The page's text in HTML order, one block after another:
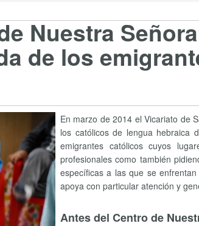
Nuestra
de los
En marzo de 2014 el Vicariato de
los católicos de lengua hebraica
emigrantes católicos cuyos
profesionales como también
específicas a las que se
apoya con particular atención y
Antes del Centro de